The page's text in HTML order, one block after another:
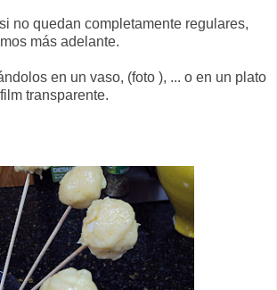
no quedan completamente regulares,
más adelante.
en un vaso, (foto ), ... o en un plato
transparente.